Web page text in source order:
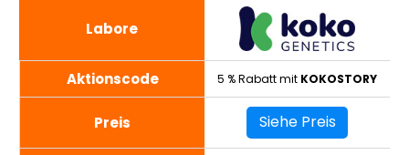
Labore
Aktionscode 5 % Rabatt mit KOKOSTORY
Preis Siehe Preis